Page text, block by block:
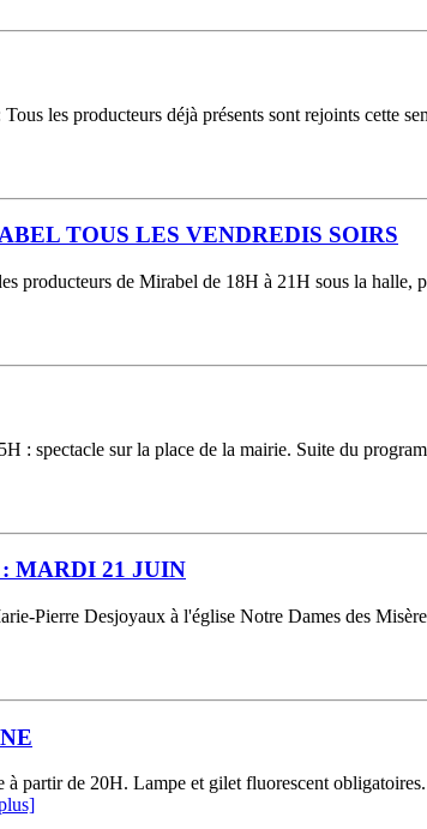
les producteurs déjà présents sont rejoints cette
TOUS LES VENDREDIS SOIRS
producteurs de Mirabel de 18H à 21H sous la
: spectacle sur la place de la mairie. Suite du
MARDI 21 JUIN
Pierre Desjoyaux à l'église Notre Dames des
partir de 20H. Lampe et gilet fluorescent